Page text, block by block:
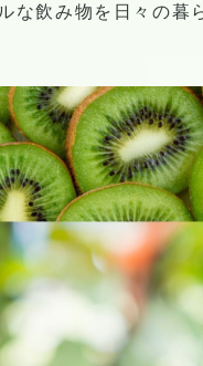
な飲み物を日々の暮